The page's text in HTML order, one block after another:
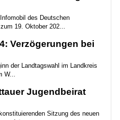
des Deutschen
19. Oktober 202...
Verzögerungen bei
der Landtagswahl im Landkreis
W...
Jugendbeirat
Sitzung des neuen